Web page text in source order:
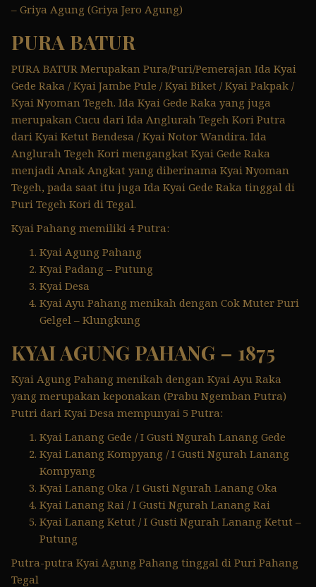
– Griya Agung (Griya Jero Agung)
PURA BATUR
PURA BATUR Merupakan Pura/Puri/Pemerajan Ida Kyai
Gede Raka / Kyai Jambe Pule / Kyai Biket / Kyai Pakpak /
Kyai Nyoman Tegeh. Ida Kyai Gede Raka yang juga
merupakan Cucu dari Ida Anglurah Tegeh Kori Putra
dari Kyai Ketut Bendesa / Kyai Notor Wandira. Ida
Anglurah Tegeh Kori mengangkat Kyai Gede Raka
menjadi Anak Angkat yang diberinama Kyai Nyoman
Tegeh, pada saat itu juga Ida Kyai Gede Raka tinggal di
Puri Tegeh Kori di Tegal.
Kyai Pahang memiliki 4 Putra:
Kyai Agung Pahang
Kyai Padang – Putung
Kyai Desa
Kyai Ayu Pahang menikah dengan Cok Muter Puri
Gelgel – Klungkung
KYAI AGUNG PAHANG – 1875
Kyai Agung Pahang menikah dengan Kyai Ayu Raka
yang merupakan keponakan (Prabu Ngemban Putra)
Putri dari Kyai Desa mempunyai 5 Putra:
Kyai Lanang Gede / I Gusti Ngurah Lanang Gede
Kyai Lanang Kompyang / I Gusti Ngurah Lanang
Kompyang
Kyai Lanang Oka / I Gusti Ngurah Lanang Oka
Kyai Lanang Rai / I Gusti Ngurah Lanang Rai
Kyai Lanang Ketut / I Gusti Ngurah Lanang Ketut –
Putung
Putra-putra Kyai Agung Pahang tinggal di Puri Pahang
Tegal